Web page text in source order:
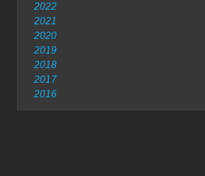
2022
2021
2020
2019
2018
2017
2016